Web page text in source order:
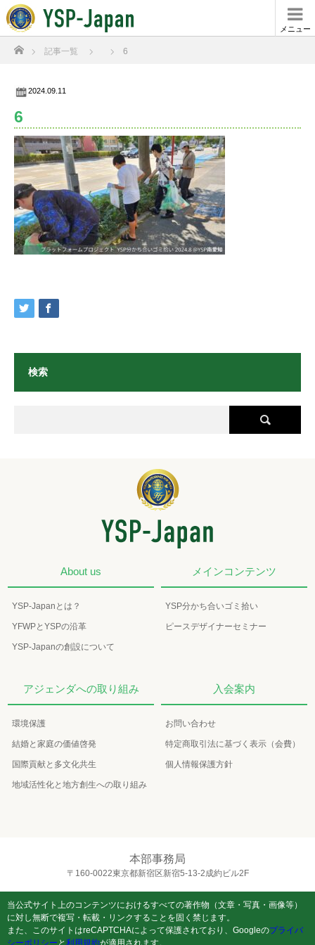
メニュー
ホーム
記事一覧 6
2024.09.11
6
検索
About us
YSP-Japanとは？
YFWPとYSPの沿革
YSP-Japanの創設について
メインコンテンツ
YSP分かち合いゴミ拾い
ピースデザイナーセミナー
アジェンダへの取り組み
環境保護
結婚と家庭の価値啓発
国際貢献と多文化共生
地域活性化と地方創生への取り組み
入会案内
お問い合わせ
特定商取引法に基づく表示（会費）
個人情報保護方針
本部事務局
〒160-0022東京都新宿区新宿5-13-2成約ビル2F
当公式サイト上のコンテンツにおけるすべての著作物（文章・写真・画像等）
に対し無断で複写・転載・リンクすることを固く禁じます。
また、このサイトはreCAPTCHAによって保護されており、Googleのプライバ
シーポリシー と 利用規約が適用されます。